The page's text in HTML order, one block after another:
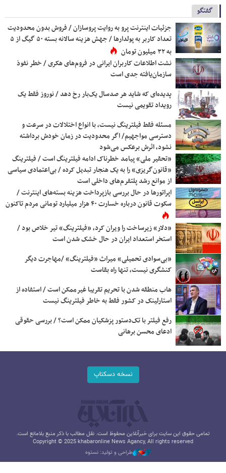
گفتگو
جزئیات اینترنت پرو به روایت پروسازان / فروش بدون محدودیت
تعداد کاربر به پولدارها / جهش هزینه سالانه بسته ۵۰ گیگ از ۵
به ۳۲ میلیون تومان
نشت اطلاعات کاربران ایرانی در فروم‌های هکری / خطر نفوذ
سازمان‌یافته جدی است
پدیده‌ای که شاید هر صدسال یک‌بار رخ دهد / نوروز فقط یک
رویداد تقویمی نیست
مسئله فقط فیلترینگ نیست، با انواع اختلالات در سرعت و
دسترسی مواجهیم/ اگر محدودیت در زمان خودش برداشته
نشود، اثرش برعکس می‌شود
«تحقیر ملی» پیامد خطرناک ادامه فیلترینگ است / فیلترینگ
«قانون‌گریزی» را به یک هنجار تبدیل کرده / بی‌اعتمادی سیاسی
از موانع رشد پلتفرم‌های داخلی است
اپراتورها در حال بررسی بازپرداخت هزینه‌ بسته‌های اینترنت /
سکوت قانون درباره خسارت ۴۰ هزار میلیارد تومانی مردم تاکنون
«دلار» زیرساخت را ویران کرد، «فیلترینگ» تیر خلاص بود /
استخر استعداد ایران در حال خشک شدن است
«بی‌سوادی تحمیلی» میراث «فیلترینگ» /مهاجرت دیگر
کنشگری نیست، تنها راه بقاست
هاب منطقه شدن با تحریم تقریبا غیرممکن است / استفاده از
استارلینک در کشور فقط به خاطر فیلترینگ نیست
رفع فیلتر با تک‌دستور پزشکیان ممکن است؟ / بررسی حقوقی
ادعای محسن برهانی
نسخه دسکتاپ
تمامی حقوق این سایت برای خبرآنلاین محفوظ است. نقل مطالب با ذکر منبع بلامانع است.
Copyright © 2025 khabaronline News Agancy, All rights reserved
طراحی و تولید: نستوه